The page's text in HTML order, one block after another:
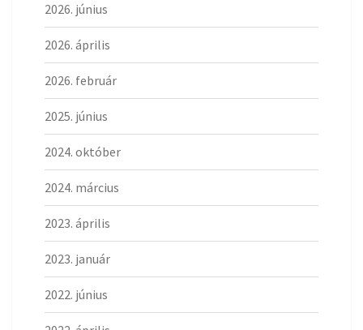
2026. június
2026. április
2026. február
2025. június
2024. október
2024. március
2023. április
2023. január
2022. június